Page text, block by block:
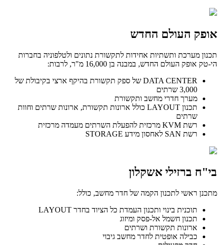
אופק העולם החדש
תכנון מערכת ותשתיות אחידות לתקשורת נתונים ולטלפוניה בחברות
הי-טק אופק העולם החדש, במבנה בן 16,000 מ"ר, לרבות:
DATA CENTER של ספק תקשורת בהיקף ארצי בקיבולת של
3,000 שרתים
מערך חדרי מחשב ותקשורת
תכנון LAYOUT כולל ארונות תקשורת, ארונות שרתים וחוות
שרתים
רשת KVM מרכזית להפעלת השרתים מעמדה מרכזית
רשת SAN לאחסון מידע STORAGE
בי"ח ברזילי אשקלון
מתכנן ראשי לתכנון הקמה של חדר מחשב, כולל:
תוכנית בינוי ותכנון העמדת כל הציוד בחדר LAYOUT
תכנון חשמל אל-פסק ומיזוג
ארונות תקשורת ושרתים
כבילה אופטית לחדר מחשב גיבוי